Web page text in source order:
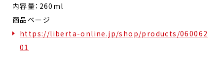
内容量：260ml
商品ページ
https://liberta-online.jp/shop/products/060062
01